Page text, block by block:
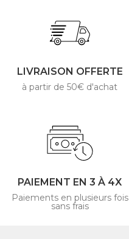
LIVRAISON OFFERTE
à partir de 50€ d'achat
PAIEMENT EN 3 À 4X
Paiements en plusieurs fois
sans frais